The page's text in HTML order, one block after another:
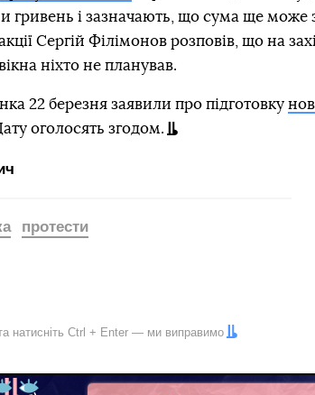
гривень і зазначають, що сума ще може
Сергій Філімонов розповів, що на
ніхто не планував.
22 березня заявили про підготовку
оголосять згодом.
протести
натисніть Ctrl + Enter — ми виправимо